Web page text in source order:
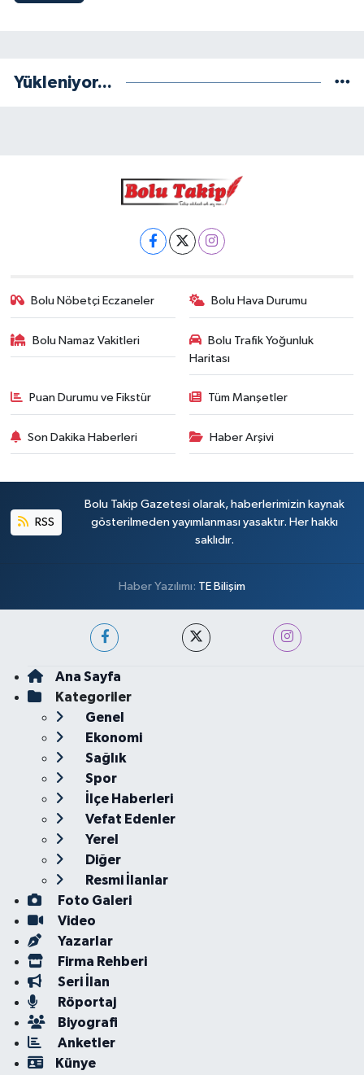
Yükleniyor...
Bolu Nöbetçi Eczaneler Bolu Hava Durumu
Bolu Namaz Vakitleri
Bolu Trafik Yoğunluk
Haritası
Puan Durumu ve Fikstür Tüm Manşetler
Son Dakika Haberleri Haber Arşivi
RSS
Bolu Takip Gazetesi olarak, haberlerimizin kaynak
gösterilmeden yayımlanması yasaktır. Her hakkı
saklıdır.
Haber Yazılımı: TE Bilişim
Ana Sayfa
Kategoriler
Genel
Ekonomi
Sağlık
Spor
İlçe Haberleri
Vefat Edenler
Yerel
Diğer
Resmi İlanlar
Foto Galeri
Video
Yazarlar
Firma Rehberi
Seri İlan
Röportaj
Biyografi
Anketler
Künye